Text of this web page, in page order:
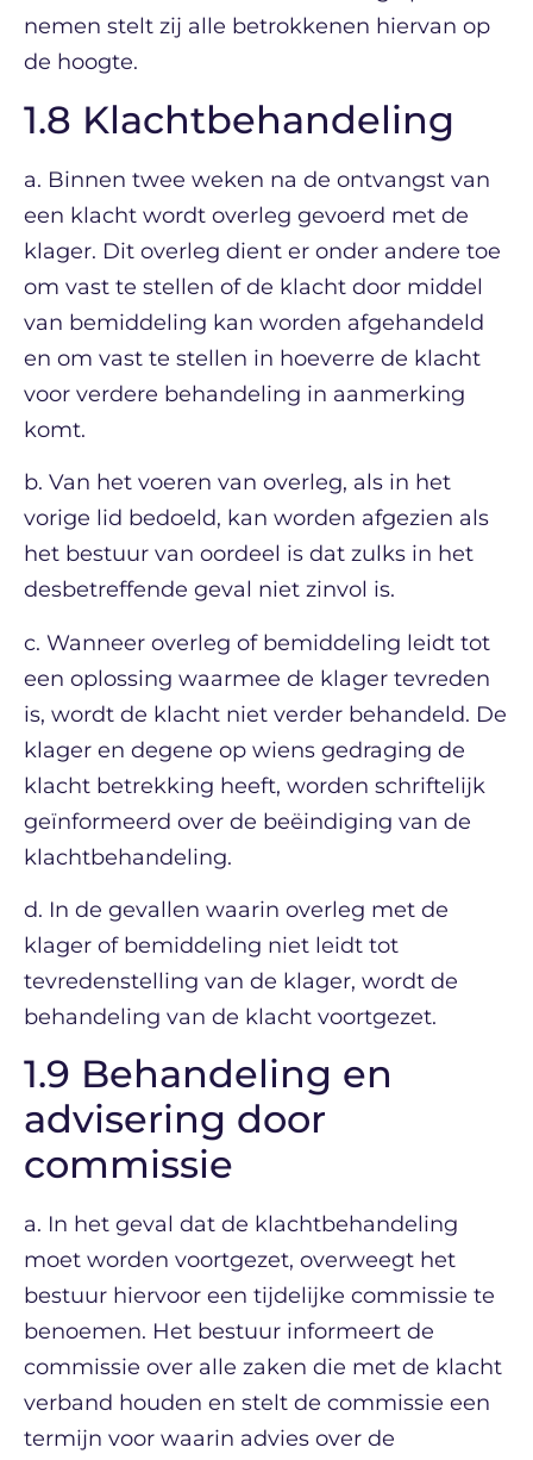
nemen stelt zij alle betrokkenen hiervan op
de hoogte.
1.8 Klachtbehandeling
a. Binnen twee weken na de ontvangst van
een klacht wordt overleg gevoerd met de
klager. Dit overleg dient er onder andere toe
om vast te stellen of de klacht door middel
van bemiddeling kan worden afgehandeld
en om vast te stellen in hoeverre de klacht
voor verdere behandeling in aanmerking
komt.
b. Van het voeren van overleg, als in het
vorige lid bedoeld, kan worden afgezien als
het bestuur van oordeel is dat zulks in het
desbetreffende geval niet zinvol is.
c. Wanneer overleg of bemiddeling leidt tot
een oplossing waarmee de klager tevreden
is, wordt de klacht niet verder behandeld. De
klager en degene op wiens gedraging de
klacht betrekking heeft, worden schriftelijk
geïnformeerd over de beëindiging van de
klachtbehandeling.
d. In de gevallen waarin overleg met de
klager of bemiddeling niet leidt tot
tevredenstelling van de klager, wordt de
behandeling van de klacht voortgezet.
1.9 Behandeling en
advisering door
commissie
a. In het geval dat de klachtbehandeling
moet worden voortgezet, overweegt het
bestuur hiervoor een tijdelijke commissie te
benoemen. Het bestuur informeert de
commissie over alle zaken die met de klacht
verband houden en stelt de commissie een
termijn voor waarin advies over de